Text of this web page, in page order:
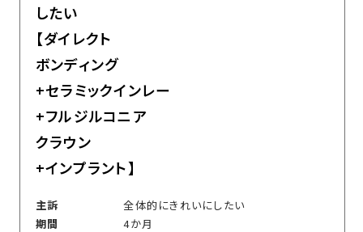
したい
【ダイレクト
ボンディング
+セラミックインレー
+フルジルコニア
クラウン
+インプラント】
主訴
全体的にきれいにしたい
期間
4か月